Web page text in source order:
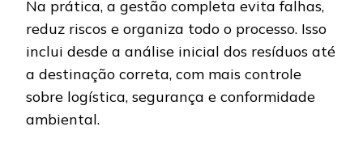
Na prática, a gestão completa evita falhas,
reduz riscos e organiza todo o processo. Isso
inclui desde a análise inicial dos resíduos até
a destinação correta, com mais controle
sobre logística, segurança e conformidade
ambiental.